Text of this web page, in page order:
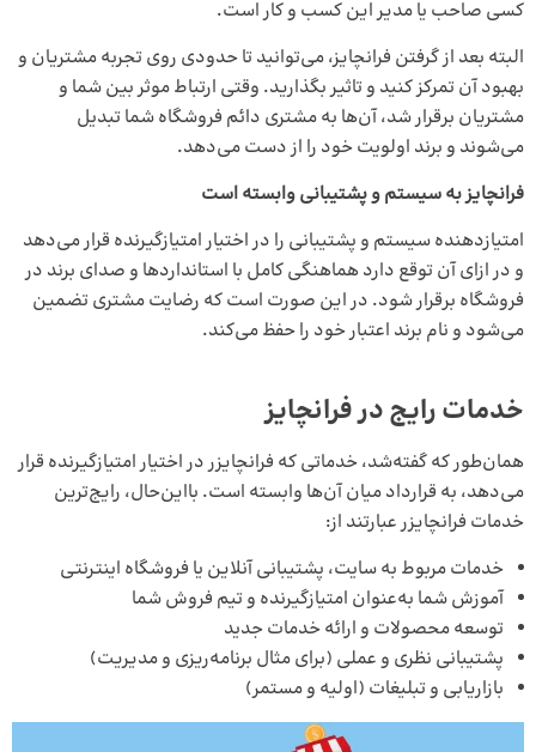
کسی صاحب یا مدیر این کسب و کار است.
البته بعد از گرفتن فرانچایز، می‌توانید تا حدودی روی تجربه مشتریان و
بهبود آن تمرکز کنید و تاثیر بگذارید. وقتی ارتباط موثر بین شما و
مشتریان برقرار شد، آن‌ها به مشتری دائم فروشگاه شما تبدیل
می‌شوند و برند اولویت خود را از دست می‌دهد.
فرانچایز به سیستم و پشتیبانی وابسته است
امتیازدهنده سیستم و پشتیبانی را در اختیار امتیازگیرنده قرار می‌دهد
و در ازای آن توقع دارد هماهنگی کامل با استانداردها و صدای برند در
فروشگاه برقرار شود. در این صورت است که رضایت مشتری تضمین
می‌شود و نام برند اعتبار خود را حفظ می‌کند.
خدمات رایج در فرانچایز
همان‌طور که گفته‌شد، خدماتی که فرانچایزر در اختیار امتیازگیرنده قرار
می‌دهد، به قرارداد میان آن‌ها وابسته است. بااین‌حال، رایج‌ترین
خدمات فرانچایزر عبارتند از:
خدمات مربوط به سایت، پشتیبانی آنلاین یا فروشگاه اینترنتی
آموزش شما به‌عنوان امتیازگیرنده و تیم فروش شما
توسعه محصولات و ارائه خدمات جدید
پشتیبانی نظری و عملی (برای مثال برنامه‌ریزی و مدیریت)
بازاریابی و تبلیغات (اولیه و مستمر)